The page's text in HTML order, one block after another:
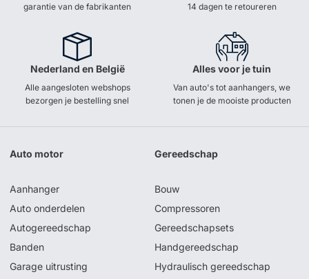
garantie van de fabrikanten
14 dagen te retoureren
Nederland en België
Alle aangesloten webshops
bezorgen je bestelling snel
Alles voor je tuin
Van auto's tot aanhangers, we
tonen je de mooiste producten
Auto motor
Aanhanger
Auto onderdelen
Autogereedschap
Banden
Garage uitrusting
Gereedschap
Bouw
Compressoren
Gereedschapsets
Handgereedschap
Hydraulisch gereedschap